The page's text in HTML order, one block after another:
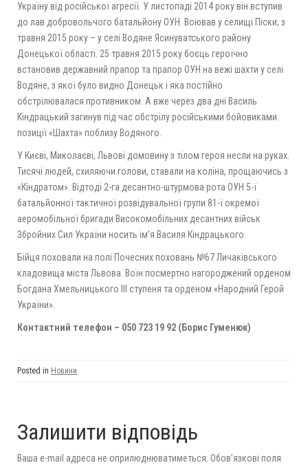
Україну від російської агресії. У листопаді 2014 року він вступив
до лав добровольчого батальйону ОУН. Воював у селищі Піски, з
травня 2015 року – у селі Водяне Ясинуватського району
Донецької області. 25 травня 2015 року боєць героїчно
встановив державний прапор та прапор ОУН на вежі шахти у селі
Водяне, з якої було видно Донецьк і яка постійно
обстрілювалася противником. А вже через два дні Василь
Кіндрацький загинув під час обстрілу російськими бойовиками
позиції «Шахта» поблизу Водяного.
У Києві, Миколаєві, Львові домовину з тілом героя несли на руках.
Тисячі людей, схиляючи голови, ставали на коліна, прощаючись з
«Кіндратом». Відтоді 2-га десантно-штурмова рота ОУН 5-ї
батальйонної тактичної розвідувальної групи 81-ї окремої
аеромобільної бригади Високомобільних десантних військ
Збройних Сил України носить ім’я Василя Кіндрацького.
Бійця поховали на полі Почесних поховань №67 Личаківського
кладовища міста Львова. Воїн посмертно нагороджений орденом
Богдана Хмельницького ІІІ ступеня та орденом «Народний Герой
України».
Контактний телефон – 050 723 19 92 (Борис Гуменюк)
Posted in Новини
Залишити відповідь
Ваша e-mail адреса не оприлюднюватиметься. Обов’язкові поля